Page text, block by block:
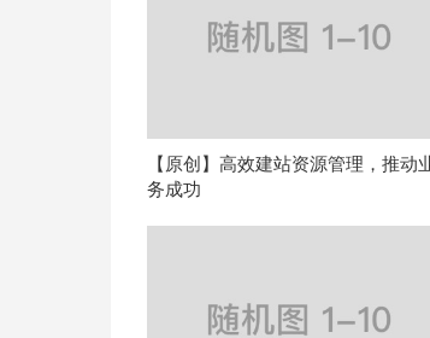
【原创】高效建站资源管理，推动
务成功